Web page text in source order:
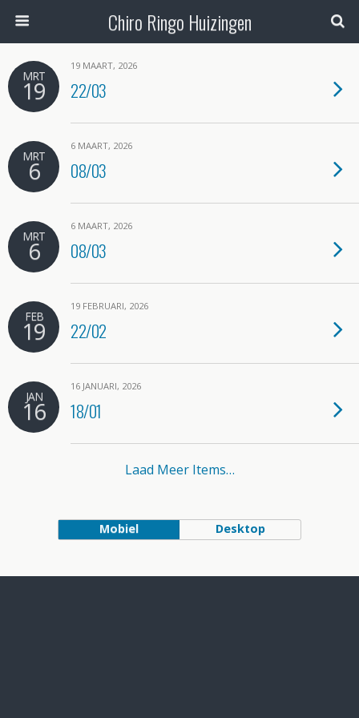
Chiro Ringo Huizingen
MRT
19
19 MAART, 2026
22/03
MRT
6
6 MAART, 2026
08/03
MRT
6
6 MAART, 2026
08/03
FEB
19
19 FEBRUARI, 2026
22/02
JAN
16
16 JANUARI, 2026
18/01
Laad Meer Items…
Mobiel Desktop